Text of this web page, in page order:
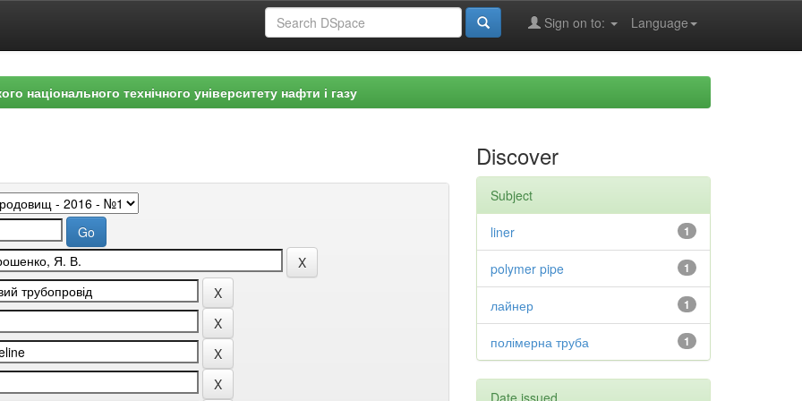
Language
Sign on to:
національного технічного університету нафти і газу
Discover
Subject
1
liner
1
polymer pipe
1
лайнер
1
полімерна труба
Date issued